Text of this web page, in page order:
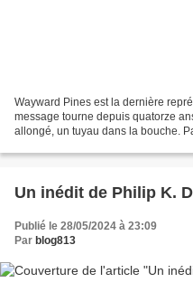
Wayward Pines est la dernière
message tourne depuis quatorze
allongé, un tuyau dans la bouche.
Un inédit de Philip K.
Publié le 28/05/2024 à 23:09
Par blog813